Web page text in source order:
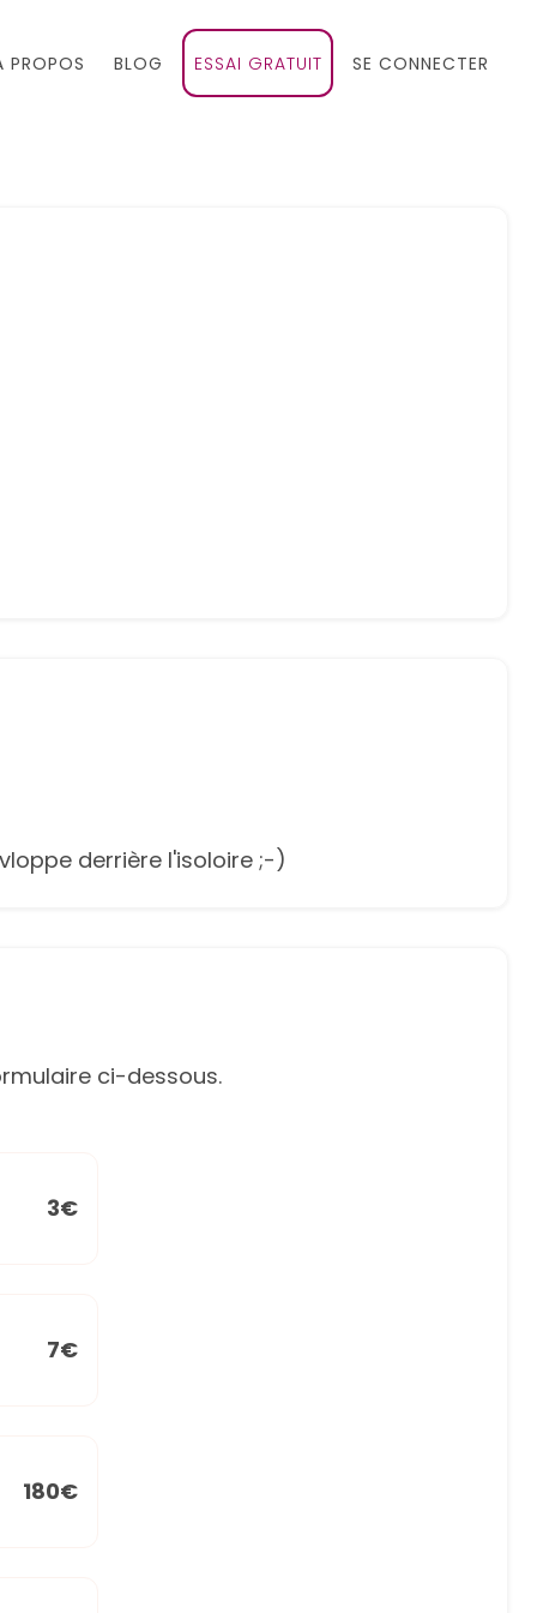
PROPOS BLOG ESSAI GRATUIT SE CONNECTER
derrière l'isoloire ;-)
ci-dessous.
3€
7€
180€